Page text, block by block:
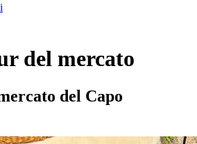
del mercato
del Capo